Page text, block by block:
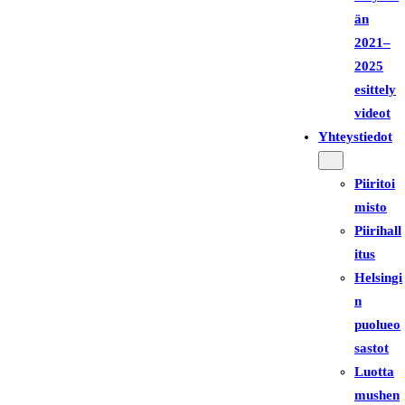
än
2021–
2025
esittely
videot
Yhteystiedot
Piiritoi
misto
Piirihall
itus
Helsingi
n
puolueo
sastot
Luotta
mushen